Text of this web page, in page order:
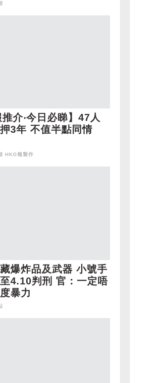
推介‧今日必睇】47人
3年 不值半點同情
HKG報製作
爆炸品及武器 小號手
4.10判刑 官：一定唔
暴力